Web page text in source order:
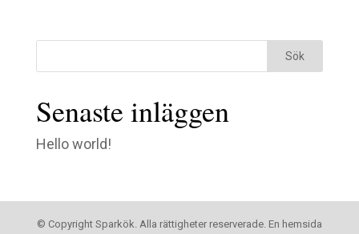
Senaste inläggen
Hello world!
© Copyright Sparkök. Alla rättigheter reserverade. En hemsida